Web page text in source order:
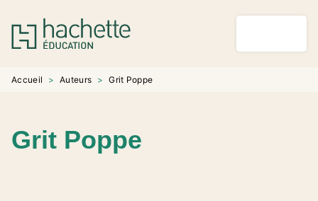
MENU RECHERCHE
PIED DE PAGE
Accueil > Auteurs > Grit Poppe
Grit Poppe